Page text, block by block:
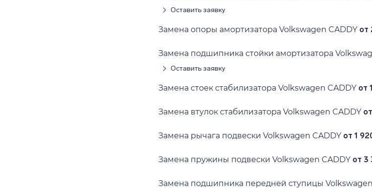
Оставить заявку
Замена опоры амортизатора Volkswagen CADDY от
Замена подшипника стойки амортизатора
Оставить заявку
Замена стоек стабилизатора Volkswagen CADDY от
Замена втулок стабилизатора Volkswagen CADDY
Замена рычага подвески Volkswagen CADDY от 1
Замена пружины подвески Volkswagen CADDY от 3
Замена подшипника передней ступицы